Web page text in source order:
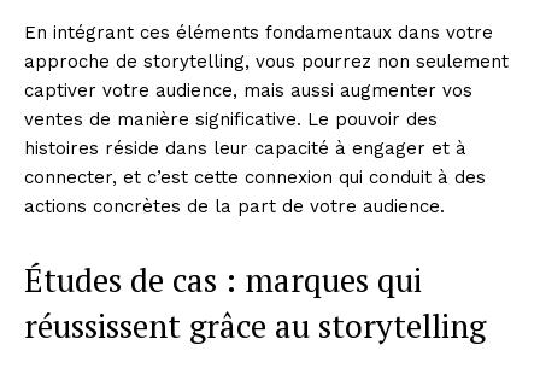
En intégrant ces éléments fondamentaux dans votre
approche de storytelling, vous pourrez non seulement
captiver votre audience, mais aussi augmenter vos
ventes de manière significative. Le pouvoir des
histoires réside dans leur capacité à engager et à
connecter, et c’est cette connexion qui conduit à des
actions concrètes de la part de votre audience.
Études de cas : marques qui
réussissent grâce au storytelling